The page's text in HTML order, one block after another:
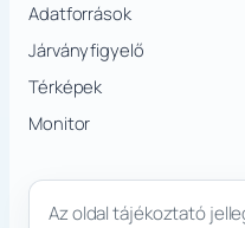
Adatforrások
Járványfigyelő
Térképek
Monitor
Az oldal tájékoztató